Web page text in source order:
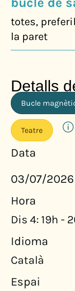
totes,
la paret
Detalls
Bucle
Teatre
Data
03/07/2026
Hora
Dis 4: 19h -
Idioma
Català
Espai